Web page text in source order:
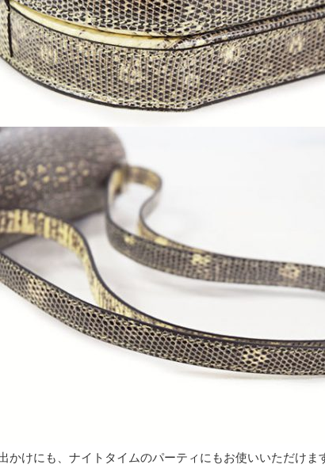
かけにも、ナイトタイムのパーティにもお使いいただけま